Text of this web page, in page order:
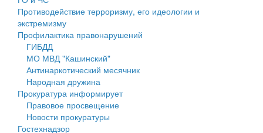
Деятельность МУ
Нормативы градостроительного проектирования
Правила землепользования и застройки
Генеральные планы
Проекты планировки территории
Противодействие терроризму, его идеологии и
экстремизму
Профилактика правонарушений
ГИБДД
МО МВД "Кашинский"
Антинаркотический месячник
Народная дружина
Прокуратура информирует
Правовое просвещение
Новости прокуратуры
Гостехнадзор